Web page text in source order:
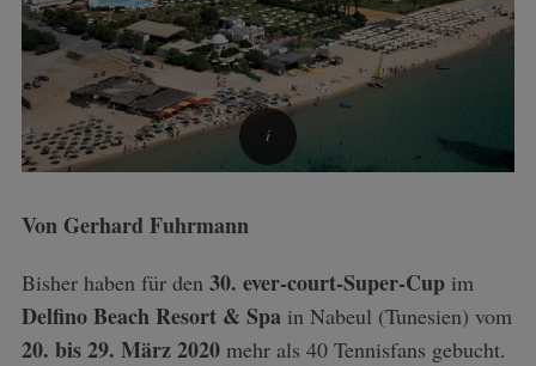
Von Gerhard Fuhrmann
Bisher haben für den 30. ever-court-Super-Cupim
Delfino Beach Resort & Spa in Nabeul (Tunesien) vom
20. bis 29. März 2020mehr als 40 Tennisfans gebucht.